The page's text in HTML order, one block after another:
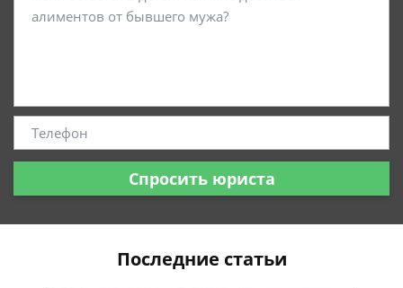
Спросить юриста
Последние статьи